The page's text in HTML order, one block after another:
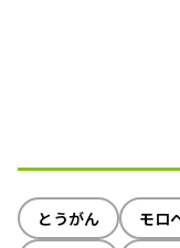
とうがん モロ